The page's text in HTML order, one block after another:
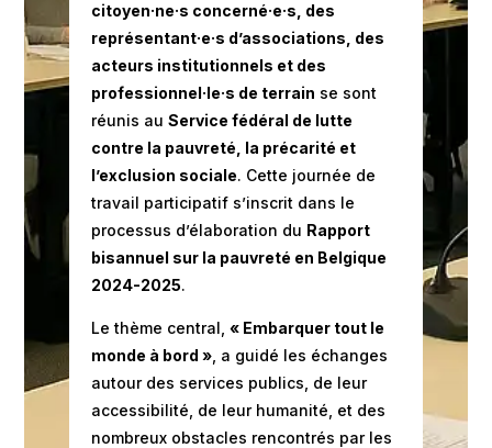
citoyen·ne·s concerné·e·s, des
représentant·e·s d’associations, des
acteurs institutionnels et des
professionnel·le·s de terrain se sont
réunis au Service fédéral de lutte
contre la pauvreté, la précarité et
l’exclusion sociale. Cette journée de
travail participatif s’inscrit dans le
processus d’élaboration du Rapport
bisannuel sur la pauvreté en Belgique
2024-2025.
Le thème central, « Embarquer tout le
monde à bord », a guidé les échanges
autour des services publics, de leur
accessibilité, de leur humanité, et des
nombreux obstacles rencontrés par les